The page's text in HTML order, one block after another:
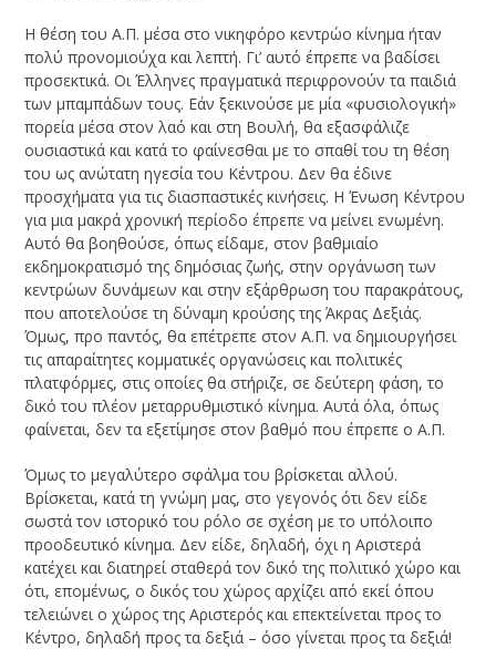
Η θέση του Α.Π. μέσα στο νικηφόρο κεντρώο κίνημα ήταν
πολύ προνομιούχα και λεπτή. Γι’ αυτό έπρεπε να βαδίσει
προσεκτικά. Οι Έλληνες πραγματικά περιφρονούν τα παιδιά
των μπαμπάδων τους. Εάν ξεκινούσε με μία «φυσιολογική»
πορεία μέσα στον λαό και στη Βουλή, θα εξασφάλιζε
ουσιαστικά και κατά το φαίνεσθαι με το σπαθί του τη θέση
του ως ανώτατη ηγεσία του Κέντρου. Δεν θα έδινε
προσχήματα για τις διασπαστικές κινήσεις. Η Ένωση Κέντρου
για μια μακρά χρονική περίοδο έπρεπε να μείνει ενωμένη.
Αυτό θα βοηθούσε, όπως είδαμε, στον βαθμιαίο
εκδημοκρατισμό της δημόσιας ζωής, στην οργάνωση των
κεντρώων δυνάμεων και στην εξάρθρωση του παρακράτους,
που αποτελούσε τη δύναμη κρούσης της Άκρας Δεξιάς.
Όμως, προ παντός, θα επέτρεπε στον Α.Π. να δημιουργήσει
τις απαραίτητες κομματικές οργανώσεις και πολιτικές
πλατφόρμες, στις οποίες θα στήριζε, σε δεύτερη φάση, το
δικό του πλέον μεταρρυθμιστικό κίνημα. Αυτά όλα, όπως
φαίνεται, δεν τα εξετίμησε στον βαθμό που έπρεπε ο Α.Π.
Όμως το μεγαλύτερο σφάλμα του βρίσκεται αλλού.
Βρίσκεται, κατά τη γνώμη μας, στο γεγονός ότι δεν είδε
σωστά τον ιστορικό του ρόλο σε σχέση με το υπόλοιπο
προοδευτικό κίνημα. Δεν είδε, δηλαδή, όχι η Αριστερά
κατέχει και διατηρεί σταθερά τον δικό της πολιτικό χώρο και
ότι, επομένως, ο δικός του χώρος αρχίζει από εκεί όπου
τελειώνει ο χώρος της Αριστερός και επεκτείνεται προς το
Κέντρο, δηλαδή προς τα δεξιά – όσο γίνεται προς τα δεξιά!